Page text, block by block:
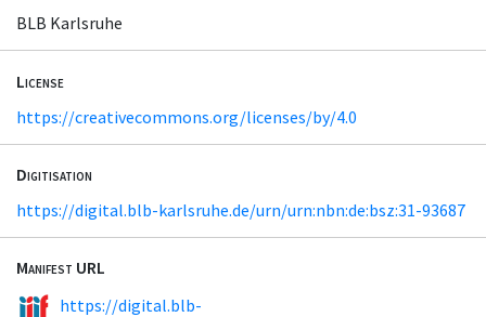
BLB Karlsruhe
License
https://creativecommons.org/licenses/by/4.0
Digitisation
https://digital.blb-karlsruhe.de/urn/urn:nbn:de:bsz:31-93687
Manifest URL
https://digital.blb-